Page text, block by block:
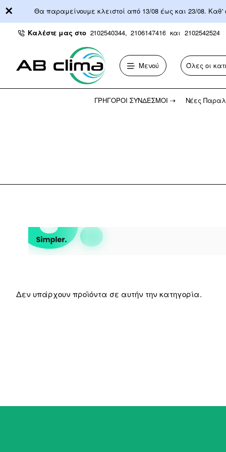
Θα παραμείνουμε κλειστοί από 13/08 έως και 23/08.
Καλέστε μας στο 2102540344, 2106147416 και 2102542524
Μενού Όλες οι
Αναζήτηση...
ΓΡΉΓΟΡΟΙ ΣΎΝΔΕΣΜΟΙ ⇢ Νέες
Δεν υπάρχουν προϊόντα σε αυτήν την κατηγορία.